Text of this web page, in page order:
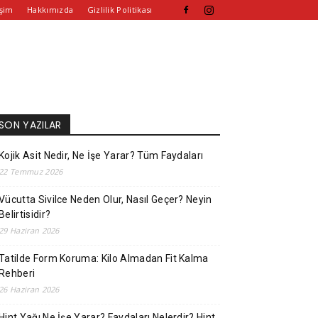
Hakkımızda Gizlilik Politikası
YAZILAR
Kojik Asit Nedir, Ne İşe Yarar? Tüm Faydaları
22 Temmuz 2026
Sivilce Neden Olur, Nasıl Geçer? Neyin
Belirtisidir?
29 Haziran 2026
Form Koruma: Kilo Almadan Fit Kalma
Rehberi
26 Haziran 2026